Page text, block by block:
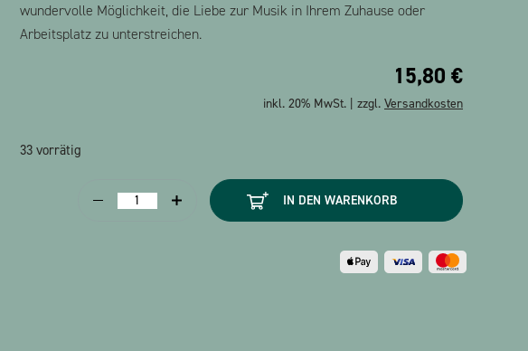
wundervolle Möglichkeit, die Liebe zur Musik in Ihrem Zuhause oder
Arbeitsplatz zu unterstreichen.
15,80 €
inkl. 20% MwSt. | zzgl. Versandkosten
33 vorrätig
Mikrofon
IN DEN WARENKORB